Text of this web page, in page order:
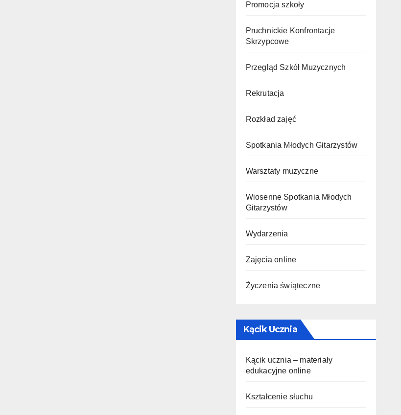
Promocja szkoły
Pruchnickie Konfrontacje
Skrzypcowe
Przegląd Szkół Muzycznych
Rekrutacja
Rozkład zajęć
Spotkania Młodych Gitarzystów
Warsztaty muzyczne
Wiosenne Spotkania Młodych
Gitarzystów
Wydarzenia
Zajęcia online
Życzenia świąteczne
Kącik Ucznia
Kącik ucznia – materiały
edukacyjne online
Kształcenie słuchu